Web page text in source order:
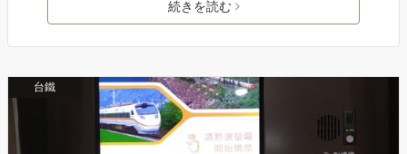
続きを読む
台鐵